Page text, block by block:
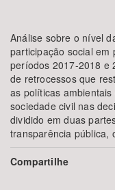
Análise sobre o nível
participação social em
períodos 2017-2018 e
de retrocessos que
as políticas
sociedade civil nas
dividido em duas
transparência pública,
Compartilhe